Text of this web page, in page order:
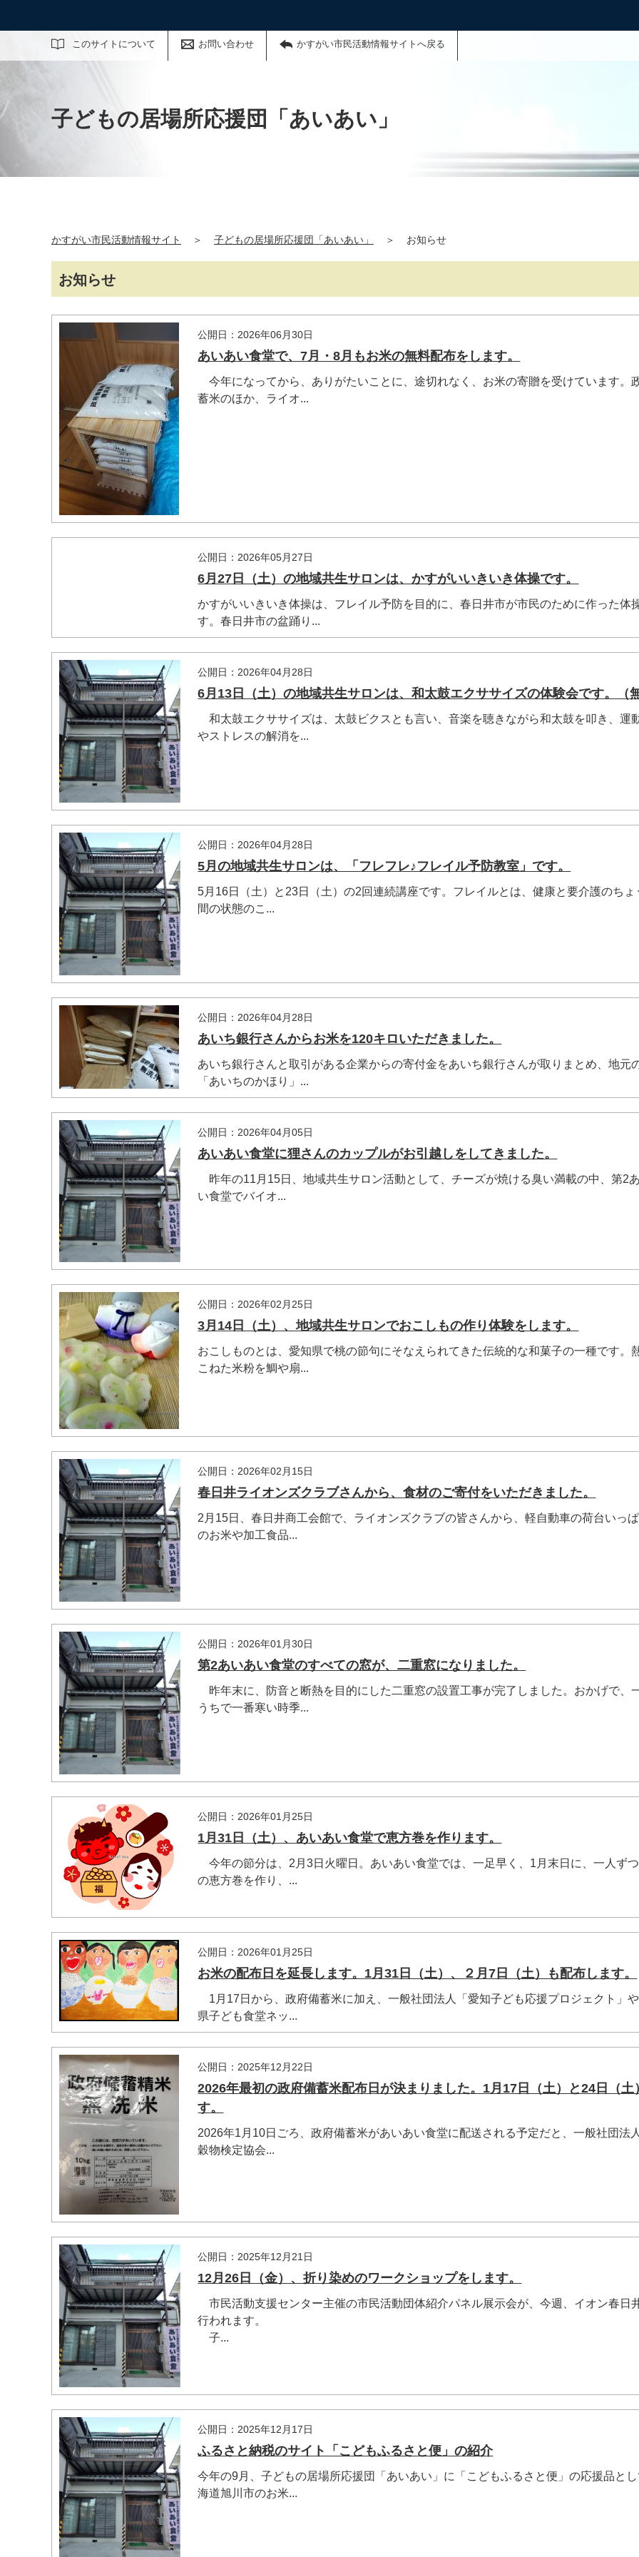
このサイトについて お問い合わせ かすがい市民活動情報サイトへ戻る
サイト内検索
子どもの居場所応援団「あいあい」
かすがい市民活動情報サイト ＞ 子どもの居場所応援団「あいあい」 ＞ お知らせ
お知らせ
公開日：2026年06月30日
あいあい食堂で、7月・8月もお米の無料配布をします。
今年になってから、ありがたいことに、途切れなく、お米の寄贈を受けています。
蓄米のほか、ライオ...
公開日：2026年05月27日
6月27日（土）の地域共生サロンは、かすがいいきいき体操です。
かすがいいきいき体操は、フレイル予防を目的に、春日井市が市民のために作った体
す。春日井市の盆踊り...
公開日：2026年04月28日
6月13日（土）の地域共生サロンは、和太鼓エクササイズの体験会です。（無
和太鼓エクササイズは、太鼓ビクスとも言い、音楽を聴きながら和太鼓を叩き、運
やストレスの解消を...
公開日：2026年04月28日
5月の地域共生サロンは、「フレフレ♪フレイル予防教室」です。
5月16日（土）と23日（土）の2回連続講座です。フレイルとは、健康と要介護のちょ
間の状態のこ...
公開日：2026年04月28日
あいち銀行さんからお米を120キロいただきました。
あいち銀行さんと取引がある企業からの寄付金をあいち銀行さんが取りまとめ、地元
「あいちのかほり」...
公開日：2026年04月05日
あいあい食堂に狸さんのカップルがお引越しをしてきました。
昨年の11月15日、地域共生サロン活動として、チーズが焼ける臭い満載の中、第2
い食堂でバイオ...
公開日：2026年02月25日
3月14日（土）、地域共生サロンでおこしもの作り体験をします。
おこしものとは、愛知県で桃の節句にそなえられてきた伝統的な和菓子の一種です。
こねた米粉を鯛や扇...
公開日：2026年02月15日
春日井ライオンズクラブさんから、食材のご寄付をいただきました。
2月15日、春日井商工会館で、ライオンズクラブの皆さんから、軽自動車の荷台いっ
のお米や加工食品...
公開日：2026年01月30日
第2あいあい食堂のすべての窓が、二重窓になりました。
昨年末に、防音と断熱を目的にした二重窓の設置工事が完了しました。おかげで、
うちで一番寒い時季...
公開日：2026年01月25日
1月31日（土）、あいあい食堂で恵方巻を作ります。
今年の節分は、2月3日火曜日。あいあい食堂では、一足早く、1月末日に、一人ず
の恵方巻を作り、...
公開日：2026年01月25日
お米の配布日を延長します。1月31日（土）、２月7日（土）も配布します。
1月17日から、政府備蓄米に加え、一般社団法人「愛知子ども応援プロジェクト」
県子ども食堂ネッ...
公開日：2025年12月22日
2026年最初の政府備蓄米配布日が決まりました。1月17日（土）と24日（土
す。
2026年1月10日ごろ、政府備蓄米があいあい食堂に配送される予定だと、一般社団法
穀物検定協会...
公開日：2025年12月21日
12月26日（金）、折り染めのワークショップをします。
市民活動支援センター主催の市民活動団体紹介パネル展示会が、今週、イオン春日
行われます。
子...
公開日：2025年12月17日
ふるさと納税のサイト「こどもふるさと便」の紹介
今年の9月、子どもの居場所応援団「あいあい」に「こどもふるさと便」の応援品と
海道旭川市のお米...